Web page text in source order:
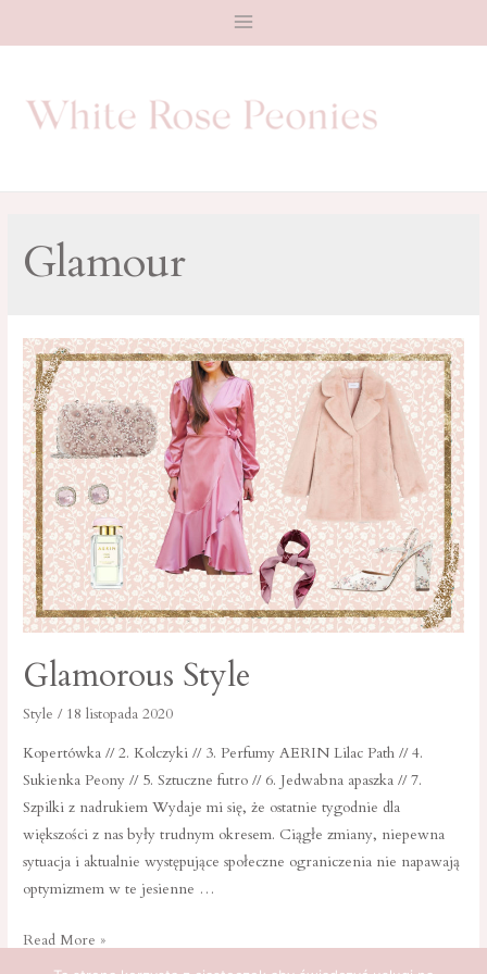
Main
Glamour
Glamorous Style
Style / 18 listopada 2020
Kopertówka // 2. Kolczyki // 3. Perfumy AERIN Lilac Path // 4.
Sukienka Peony // 5. Sztuczne futro // 6. Jedwabna apaszka // 7.
Szpilki z nadrukiem Wydaje mi się, że ostatnie tygodnie dla
większości z nas były trudnym okresem. Ciągłe zmiany, niepewna
sytuacja i aktualnie występujące społeczne ograniczenia nie napawają
optymizmem w te jesienne …
Glamorous
Read More »